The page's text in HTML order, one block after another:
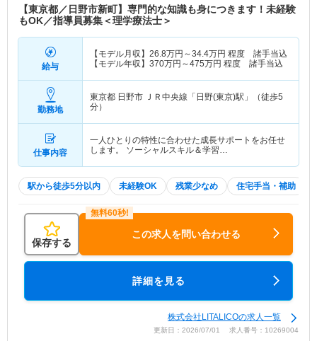
【東京都／日野市新町】専門的な知識も身につきます！未経験
もOK／指導員募集＜理学療法士＞
給与
【モデル月収】 26.8万円～34.4万円 程度 諸手当込
【モデル年収】 370万円～475万円 程度 諸手当込
勤務地
東京都 日野市 ＪＲ中央線「日野(東京)駅」（徒歩5
分）
仕事内容
一人ひとりの特性に合わせた成長サポートをお任せ
します。 ソーシャルスキル＆学習…
駅から徒歩5分以内 未経験OK 残業少なめ 住宅手当・補助
保存する
この求人を問い合わせる
詳細を見る
株式会社LITALICOの求人一覧
更新日：2026/07/01 求人番号：10269004